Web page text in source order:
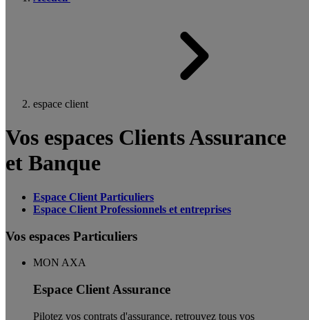
espace client
Vos espaces Clients Assurance
et Banque
Espace Client Particuliers
Espace Client Professionnels et entreprises
Vos espaces Particuliers
MON AXA
Espace Client Assurance
Pilotez vos contrats d'assurance, retrouvez tous vos